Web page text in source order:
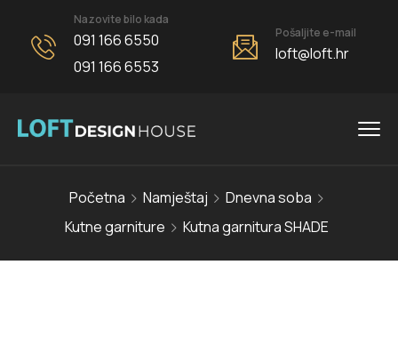
Nazovite bilo kada
091 166 6550
091 166 6553
Pošaljite e-mail
loft@loft.hr
Početna Namještaj
Dnevna soba
Kutne garniture
Kutna garnitura SHADE